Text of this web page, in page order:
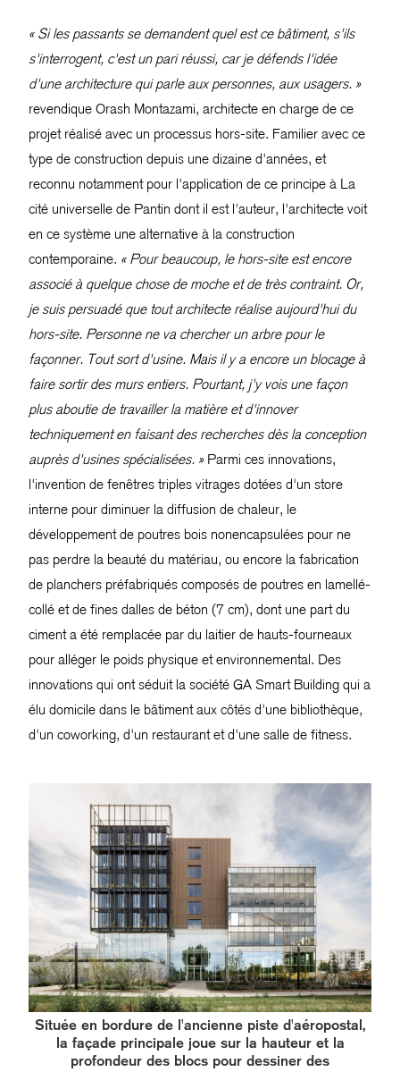
« Si les passants se demandent quel est ce bâtiment, s'ils
s'interrogent, c'est un pari réussi, car je défends l'idée
d'une architecture qui parle aux personnes, aux usagers. »
revendique Orash Montazami, architecte en charge de ce
projet réalisé avec un processus hors-site. Familier avec ce
type de construction depuis une dizaine d'années, et
reconnu notamment pour l'application de ce principe à La
cité universelle de Pantin dont il est l'auteur, l'architecte voit
en ce système une alternative à la construction
contemporaine. « Pour beaucoup, le hors-site est encore
associé à quelque chose de moche et de très contraint. Or,
je suis persuadé que tout architecte réalise aujourd'hui du
hors-site. Personne ne va chercher un arbre pour le
façonner. Tout sort d'usine. Mais il y a encore un blocage à
faire sortir des murs entiers. Pourtant, j'y vois une façon
plus aboutie de travailler la matière et d'innover
techniquement en faisant des recherches dès la conception
auprès d'usines spécialisées. »Parmi ces innovations,
l'invention de fenêtres triples vitrages dotées d'un store
interne pour diminuer la diffusion de chaleur, le
développement de poutres bois nonencapsulées pour ne
pas perdre la beauté du matériau, ou encore la fabrication
de planchers préfabriqués composés de poutres en lamellé-
collé et de fines dalles de béton (7 cm), dont une part du
ciment a été remplacée par du laitier de hauts-fourneaux
pour alléger le poids physique et environnemental. Des
innovations qui ont séduit la société GA Smart Building qui a
élu domicile dans le bâtiment aux côtés d'une bibliothèque,
d'un coworking, d'un restaurant et d'une salle de fitness.
Située en bordure de l'ancienne piste d'aéropostal,
la façade principale joue sur la hauteur et la
profondeur des blocs pour dessiner des